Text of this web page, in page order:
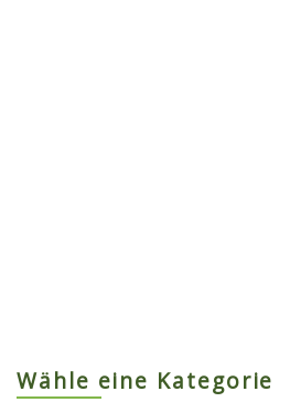
Wähle eine Kategorie